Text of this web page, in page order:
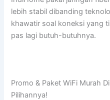
lebih stabil dibanding
khawatir soal koneksi yang
pas lagi butuh-butuhnya.
Promo & Paket WiFi Murah
Pilihannya!